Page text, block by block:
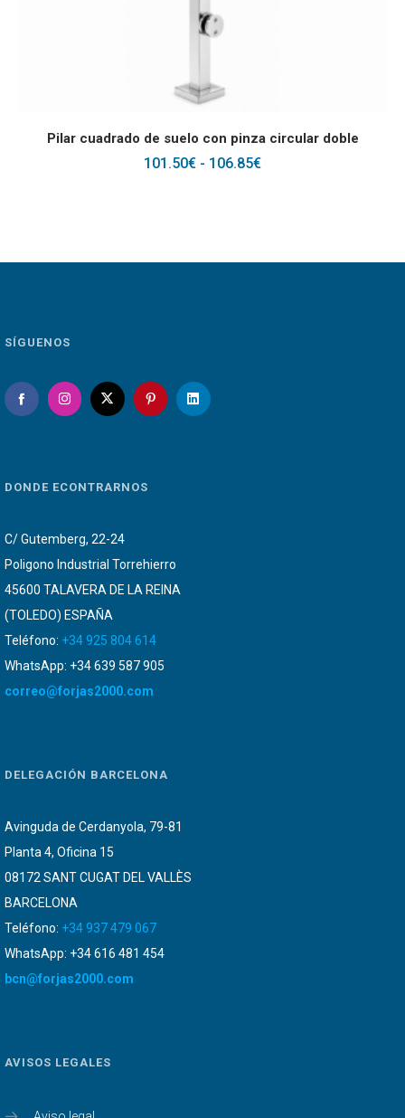
SELECCIONAR OPCIONES
Pilar cuadrado de suelo con pinza circular doble
101.50€ - 106.85€RANGO
106.85€
SÍGUENOS
DONDE ECONTRARNOS
C/ Gutemberg, 22-24
Poligono Industrial Torrehierro
45600 TALAVERA DE LA REINA
(TOLEDO) ESPAÑA
Teléfono: +34 925 804 614
WhatsApp: +34 639 587 905
correo@forjas2000.com
DELEGACIÓN BARCELONA
Avinguda de Cerdanyola, 79-81
Planta 4, Oficina 15
08172 SANT CUGAT DEL VALLÈS
BARCELONA
Teléfono: +34 937 479 067
WhatsApp: +34 616 481 454
bcn@forjas2000.com
AVISOS LEGALES